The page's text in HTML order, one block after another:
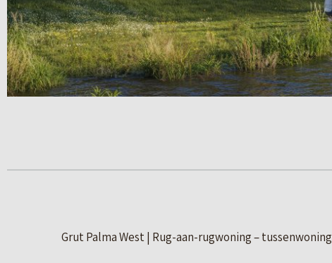
Grut Palma West | Rug-aan-rugwoning – tussenwoning